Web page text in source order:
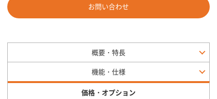
お問い合わせ
概要・特長
機能・仕様
価格・オプション